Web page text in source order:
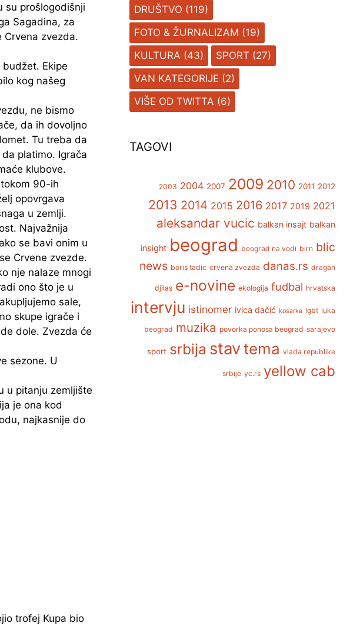
su prošlogodišnji
Sagadina, za
Crvena zvezda.
Ekipe
kog našeg
ne bismo
da ih dovoljno
Tu treba da
platimo. Igrača
klubove.
90-ih
opovrgava
u zemlji.
Najvažnija
se bavi onim u
Crvene zvezde.
nje nalaze mnogi
ono što je u
sale,
skupe igrače i
dole. Zvezda će
sezone. U
u pitanju zemljište
je ona kod
najkasnije do
trofej Kupa bio
DRUŠTVO (119)
FOTO & ŽURNALIZAM (19)
KULTURA (43) SPORT (27)
VAN KATEGORIJE (2)
VIŠE OD TWITTA (6)
TAGOVI
2003 2004 2007 2009 2010 2011 2012
2013 2014 2015 2016 2017 2019 2021
aleksandar vucic balkan insajt balkan
insight beograd beograd na vodi birn blic
news boris tadic crvena zvezda danas.rs dragan
djilas e-novine ekologija fudbal hrvatska
intervju istinomer ivica dačić kosarka lgbt luka
beograd muzika povorka ponosa beograd sarajevo
sport srbija stavtema vlada republike
srbije yc.rs yellow cab